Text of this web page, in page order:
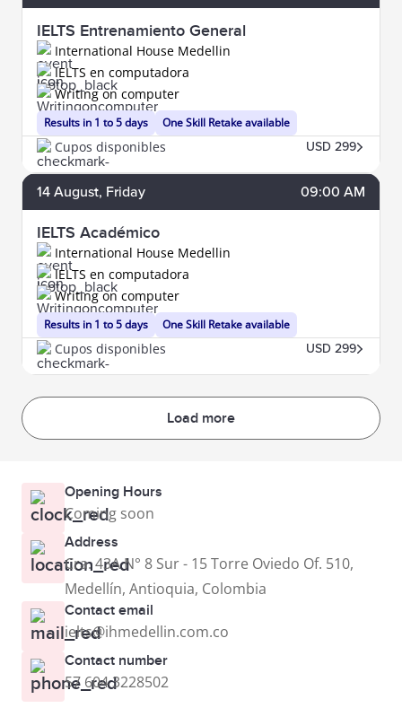
IELTS Entrenamiento General
International House Medellin
Results in 1 to 5 days
IELTS en computadora
Writing on computer
One Skill Retake available
Cupos disponibles USD 299
14 August, Friday 09:00 AM
IELTS Académico
International House Medellin
Results in 1 to 5 days
IELTS en computadora
Writing on computer
One Skill Retake available
Cupos disponibles USD 299
Load more
Opening Hours
Coming soon
Address
Cra. 43A N° 8 Sur - 15 Torre Oviedo Of. 510,
Medellín, Antioquia, Colombia
Contact email
ielts@ihmedellin.com.co
Contact number
57 604 3228502